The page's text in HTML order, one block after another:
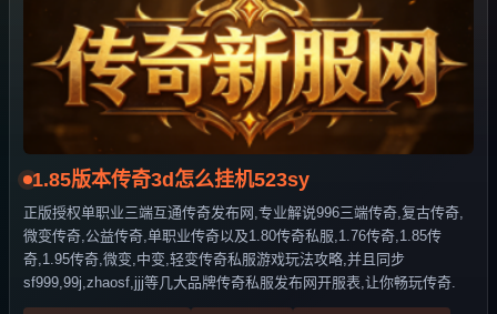
1.85版本传奇3d怎么挂机523sy
正版授权单职业三端互通传奇发布网,专业解说996三端传奇,复古传奇,
微变传奇,公益传奇,单职业传奇以及1.80传奇私服,1.76传奇,1.85传
奇,1.95传奇,微变,中变,轻变传奇私服游戏玩法攻略,并且同步
sf999,99j,zhaosf,jjj等几大品牌传奇私服发布网开服表,让你畅玩传奇.